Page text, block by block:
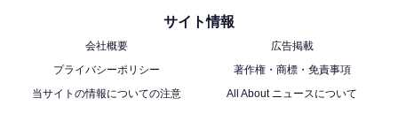
サイト情報
会社概要
広告掲載
プライバシーポリシー
著作権・商標・免責事項
当サイトの情報についての注意
All About ニュースについて